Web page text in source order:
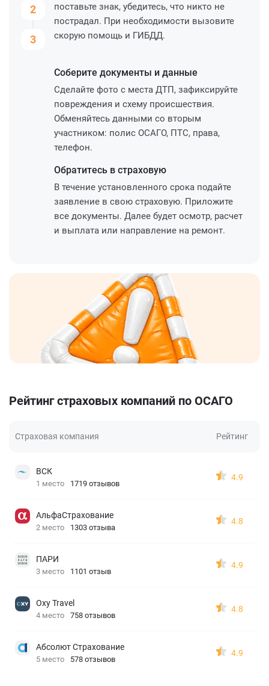
2
3
поставьте знак, убедитесь, что никто не
пострадал. При необходимости вызовите
скорую помощь и ГИБДД.
Соберите документы и данные
Сделайте фото с места ДТП, зафиксируйте
повреждения и схему происшествия.
Обменяйтесь данными со вторым
участником: полис ОСАГО, ПТС, права,
телефон.
Обратитесь в страховую
В течение установленного срока подайте
заявление в свою страховую. Приложите
все документы. Далее будет осмотр, расчет
и выплата или направление на ремонт.
Рейтинг страховых компаний по ОСАГО
Страховая компания Рейтинг
ВСК
1 место 1719 отзывов
4.9
АльфаСтрахование
2 место 1303 отзыва
4.8
ПАРИ
3 место 1101 отзыв
4.9
Oxy Travel
4 место 758 отзывов
4.8
Абсолют Страхование
5 место 578 отзывов
4.9